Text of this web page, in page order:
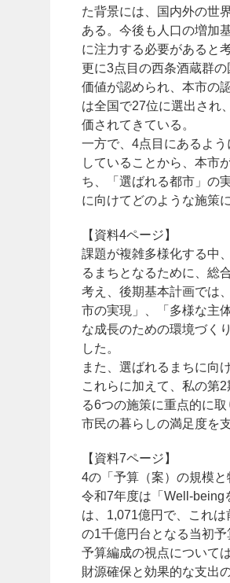
た背景には、国内外の世
ある。今後も人口の増加
に注力する必要があると
更に3点目の西条酒蔵群
価値が認められ、本市の
は全国で27位に選出され
価されてきている。
一方で、4点目にあるよ
していることから、本市
ち、「選ばれる都市」の
に向けてどのような施策
【資料4ページ】
課題が複雑多様化する中
るまちとなるために、総
考え、後期基本計画では
市の実現」、「多様な主
な成長のための環境づく
した。
また、選ばれるまちに向
これらに加えて、私の第
る6つの施策に重点的に
市民の暮らしの満足度を支
【資料7ページ】
4の「予算（案）の規模と
令和7年度は「Well-being
は、1,071億円で、これ
の1千億円台となる当初予
予算編成の視点について
財源確保と効果的な支出